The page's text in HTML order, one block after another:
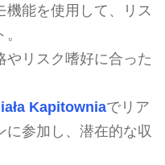
機能を使用して、リス
やリスク嗜好に合った
Kapitowniaでリア
に参加し、潜在的な収